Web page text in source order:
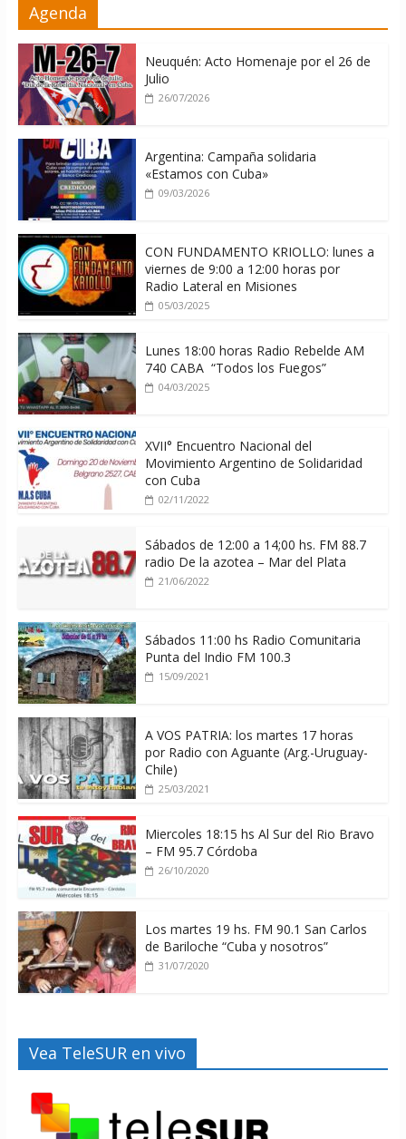
06/08/2026
Agenda
Neuquén: Acto Homenaje por el 26 de
Julio
26/07/2026
Argentina: Campaña solidaria
«Estamos con Cuba»
09/03/2026
CON FUNDAMENTO KRIOLLO: lunes a
viernes de 9:00 a 12:00 horas por
Radio Lateral en Misiones
05/03/2025
Lunes 18:00 horas Radio Rebelde AM
740 CABA “Todos los Fuegos”
04/03/2025
XVII° Encuentro Nacional del
Movimiento Argentino de Solidaridad
con Cuba
02/11/2022
Sábados de 12:00 a 14;00 hs. FM 88.7
radio De la azotea – Mar del Plata
21/06/2022
Sábados 11:00 hs Radio Comunitaria
Punta del Indio FM 100.3
15/09/2021
A VOS PATRIA: los martes 17 horas
por Radio con Aguante (Arg.-Uruguay-
Chile)
25/03/2021
Miercoles 18:15 hs Al Sur del Rio Bravo
– FM 95.7 Córdoba
26/10/2020
Los martes 19 hs. FM 90.1 San Carlos
de Bariloche “Cuba y nosotros”
31/07/2020
Vea TeleSUR en vivo